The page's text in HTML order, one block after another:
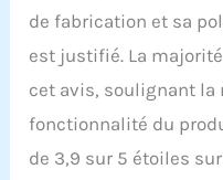
de fabrication et sa
est justifié. La
cet avis, soulignant la
fonctionnalité du
de 3,9 sur 5 étoiles